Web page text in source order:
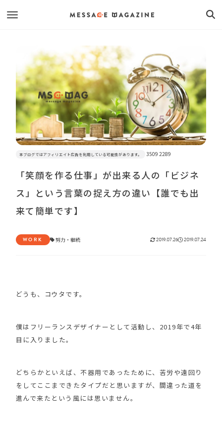
本ブログではアフィリエイト広告を利用している可能性があります。 3509 2289
「笑顔を作る仕事」が出来る人の「ビジネ
ス」という言葉の捉え方の違い【誰でも出
来て簡単です】
WORK 努力・ 継続 2019.07.26 2019.07.24
どうも、コウタです。
僕はフリーランスデザイナーとして活動し、2019年で4年
目に入りました。
どちらかといえば、不器用であったために、苦労や遠回り
をしてここまできたタイプだと思いますが、間違った道を
進んで来たという風には思いません。